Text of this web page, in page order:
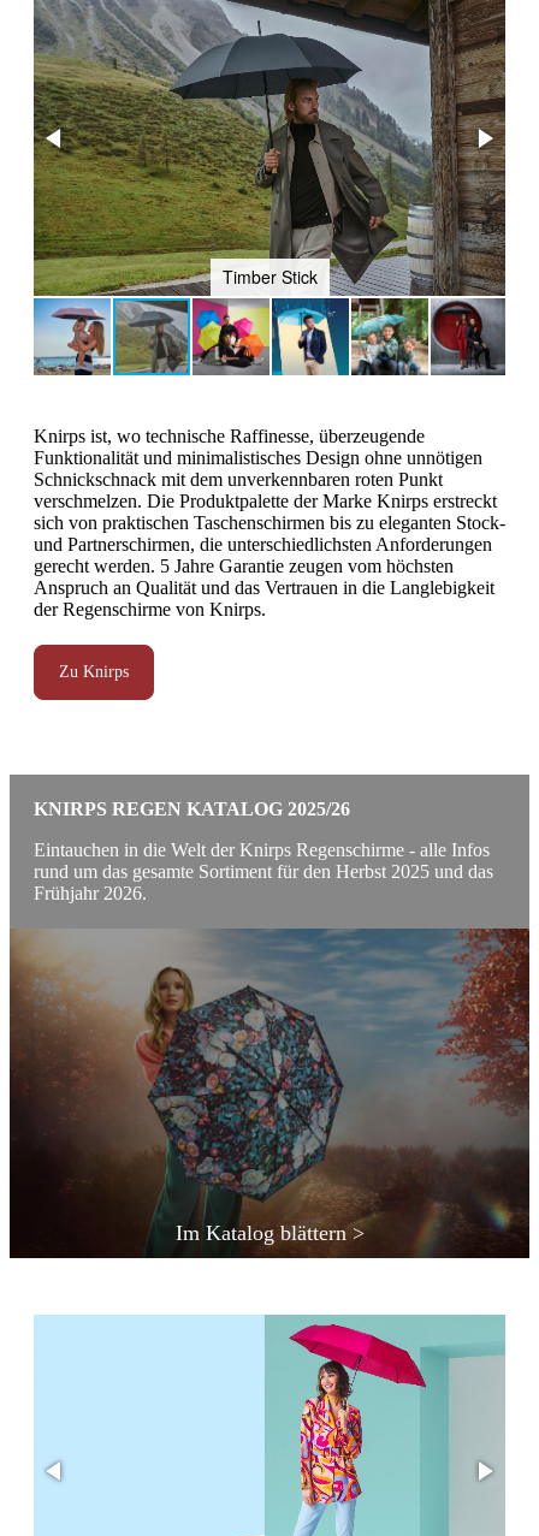
Timber Stick
Knirps ist, wo technische Raffinesse, überzeugende
Funktionalität und minimalistisches Design ohne unnötigen
Schnickschnack mit dem unverkennbaren roten Punkt
verschmelzen. Die Produktpalette der Marke Knirps erstreckt
sich von praktischen Taschenschirmen bis zu eleganten Stock-
und Partnerschirmen, die unterschiedlichsten Anforderungen
gerecht werden. 5 Jahre Garantie zeugen vom höchsten
Anspruch an Qualität und das Vertrauen in die Langlebigkeit
der Regenschirme von Knirps.
Zu Knirps
KNIRPS REGEN KATALOG 2025/26
Eintauchen in die Welt der Knirps Regenschirme - alle Infos
rund um das gesamte Sortiment für den Herbst 2025 und das
Frühjahr 2026.
Im Katalog blättern >